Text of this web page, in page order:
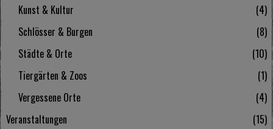
Kunst & Kultur
4
Schlösser & Burgen
8
Städte & Orte
10
Tiergärten & Zoos
1
Vergessene Orte
4
Veranstaltungen
15